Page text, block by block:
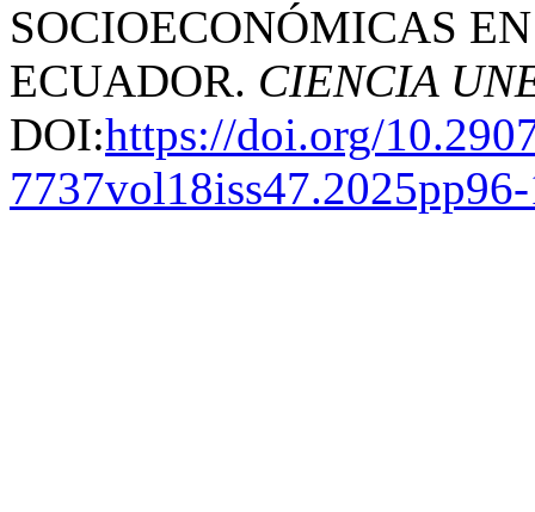
SOCIOECONÓMICAS
ECUADOR. CIENCIA
DOI:https://doi.org/